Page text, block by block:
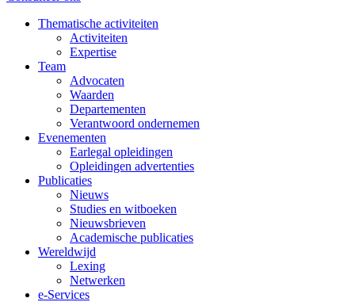
Thematische activiteiten
Activiteiten
Expertise
Team
Advocaten
Waarden
Departementen
Verantwoord ondernemen
Evenementen
Earlegal opleidingen
Opleidingen advertenties
Publicaties
Nieuws
Studies en witboeken
Nieuwsbrieven
Academische publicaties
Wereldwijd
Lexing
Netwerken
e-Services